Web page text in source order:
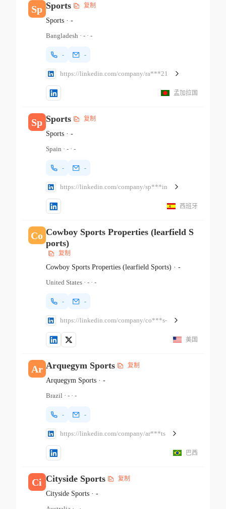
Sp Sports 复制
Sports· -
Bangladesh · -· -
- -
https://linkedin.com/company/ra***21
孟加拉国
Sp Sports 复制
Sports· -
Spain · -· -
- -
https://linkedin.com/company/sp***in
西班牙
Co Cowboy Sports Properties (learfield S
ports)
复制
Cowboy Sports Properties (learfield Sports) · -
United States· -· -
- -
https://linkedin.com/company/co***s-
美国
Ar Arquegym Sports 复制
Arquegym Sports· -
Brazil · -· -
- -
https://linkedin.com/company/ar***ts
巴西
Ci Cityside Sports 复制
Cityside Sports· -